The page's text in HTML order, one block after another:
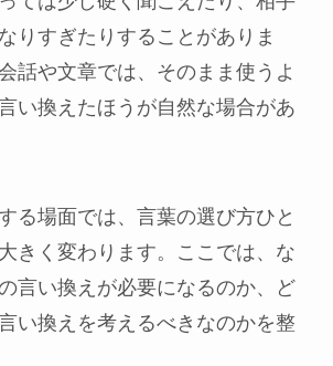
りすぎたりすることがありま
話や文章では、そのまま使うよ
い換えたほうが自然な場合があ
る場面では、言葉の選び方ひと
きく変わります。ここでは、な
言い換えが必要になるのか、ど
い換えを考えるべきなのかを整